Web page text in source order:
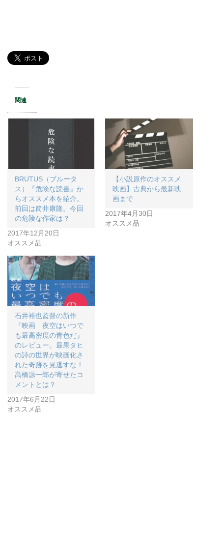
関連
BRUTUS（ブルータ
ス）『危険な読書』か
らオススメ本を紹介。
前回は筒井康隆。今回
の危険な作家は？
2017年12月20日
オススメ品
【小説原作のオススメ
映画】古典から最新映
画まで
2017年4月30日
オススメ品
石井裕也監督の新作
『映画 夜空はいつで
も最高密度の青色だ』
のレビュー。最果タヒ
の詩の世界が映画化さ
れた奇跡を見逃すな！
高橋源一郎が寄せたコ
メントとは？
2017年6月22日
オススメ品